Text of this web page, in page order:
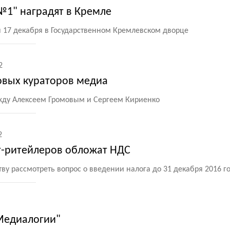
наградят в Кремле
17 декабря в Государственном Кремлевском дворце
кураторов медиа
Алексеем Громовым и Сергеем Кириенко
ритейлеров обложат НДС
рассмотреть вопрос о введении налога до 31 декабря 2016